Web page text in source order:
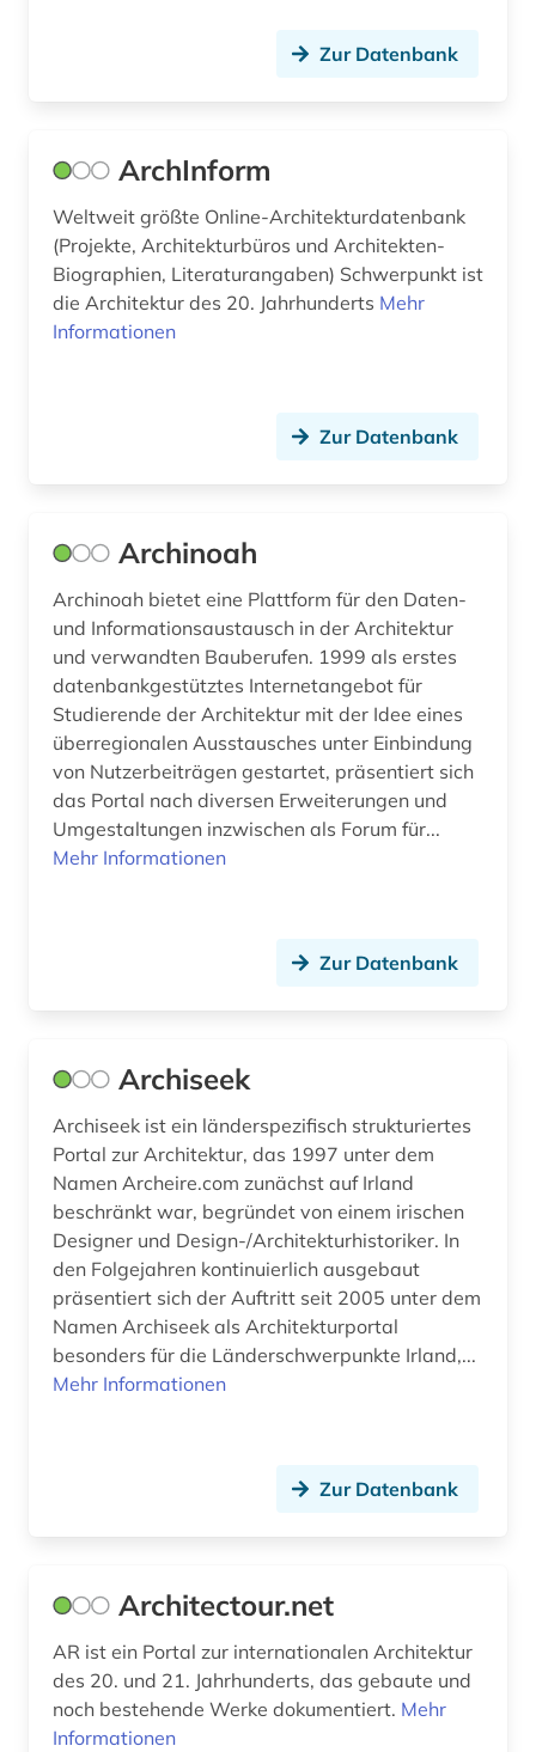
e-learning (4)
e-tutorial (1)
edition (1)
eisenbahn (1)
elearning (2)
elektronik (4)
elektronische zeitschrift (9)
elektronisches buch (31)
elektrotechnik (5)
energieeffizienz (2)
energieeinsparung (3)
energieeinsparverordnung (1)
energietechnik (4)
engineering (1)
england (2)
enzym (1)
erdbeben (1)
ereignis (1)
Zur Datenbank
ArchInform
Weltweit größte Online-Architekturdatenbank
(Projekte, Architekturbüros und Architekten-
Biographien, Literaturangaben) Schwerpunkt ist
die Architektur des 20. Jahrhunderts Mehr
Informationen
Zur Datenbank
Archinoah
Archinoah bietet eine Plattform für den Daten-
und Informationsaustausch in der Architektur
und verwandten Bauberufen. 1999 als erstes
datenbankgestütztes Internetangebot für
Studierende der Architektur mit der Idee eines
überregionalen Ausstausches unter Einbindung
von Nutzerbeiträgen gestartet, präsentiert sich
das Portal nach diversen Erweiterungen und
Umgestaltungen inzwischen als Forum für...
Mehr Informationen
Zur Datenbank
Archiseek
Archiseek ist ein länderspezifisch strukturiertes
Portal zur Architektur, das 1997 unter dem
Namen Archeire.com zunächst auf Irland
beschränkt war, begründet von einem irischen
Designer und Design-/Architekturhistoriker. In
den Folgejahren kontinuierlich ausgebaut
präsentiert sich der Auftritt seit 2005 unter dem
Namen Archiseek als Architekturportal
besonders für die Länderschwerpunkte Irland,...
Mehr Informationen
Zur Datenbank
Architectour.net
AR ist ein Portal zur internationalen Architektur
des 20. und 21. Jahrhunderts, das gebaute und
noch bestehende Werke dokumentiert. Mehr
Informationen